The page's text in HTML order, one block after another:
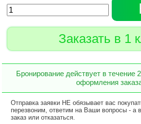
Заказать в 1
Бронирование действует в течение
оформления
Отправка заявки НЕ обязывает вас
перезвоним, ответим на Ваши вопросы - а
заказ или отказаться.